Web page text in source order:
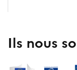
Ils nous